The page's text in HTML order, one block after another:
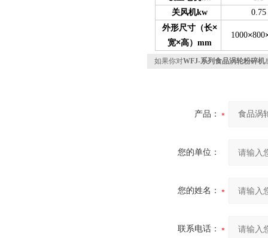
关风机kw
0.75
外形尺寸（长×
宽×高）mm
1000×800
如果你对WFJ-系列食品涡轮粉碎机
产品：
您的单位：
您的姓名：
联系电话：